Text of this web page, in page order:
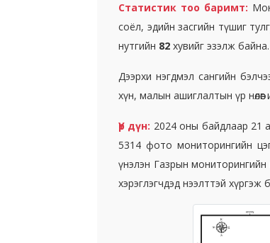
Статистик тоо баримт:
соёл, эдийн засгийн түшиг
нутгийн 82 хувийг эзэлж байна.
Дээрхи нэгдмэл сангийн
хүн, малын ашиглалтын үр
Үр дүн: 2024 оны байдлаар 21
5314 фото мониторингийн
үнэлэн Газрын
хэрэглэгчдэд нээлттэй хүргэж